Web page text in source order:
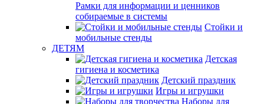
Рамки для информации и ценников
собираемые в системы
Стойки и
мобильные стенды
ДЕТЯМ
Детская
гигиена и косметика
Детский праздник
Игры и игрушки
Наборы для